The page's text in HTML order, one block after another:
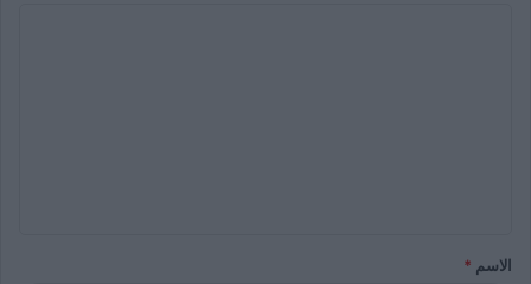
الاسم *